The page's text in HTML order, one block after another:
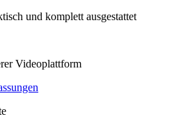
und komplett ausgestattet
Videoplattform